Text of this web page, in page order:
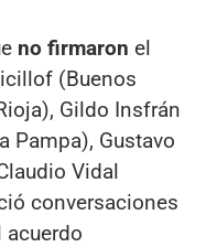
no firmaron el
(Buenos
Gildo Insfrán
Pampa), Gustavo
Vidal
conversaciones
acuerdo